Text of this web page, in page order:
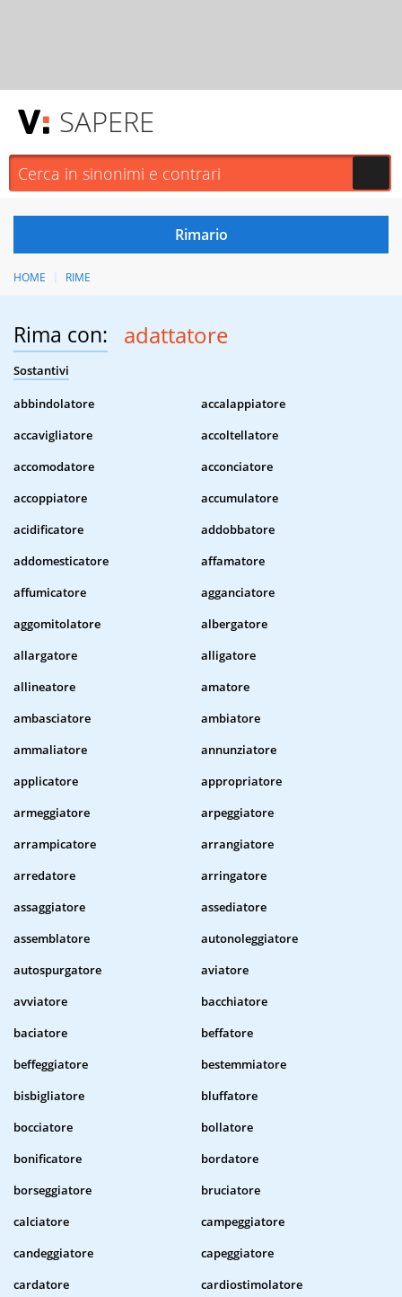
SAPERE
HOME RIME
Rima con: adattatore
Sostantivi
abbindolatore
accalappiatore
accavigliatore
accoltellatore
accomodatore
acconciatore
accoppiatore
accumulatore
acidificatore
addobbatore
addomesticatore
affamatore
affumicatore
agganciatore
aggomitolatore
albergatore
allargatore
alligatore
allineatore
amatore
ambasciatore
ambiatore
ammaliatore
annunziatore
applicatore
appropriatore
armeggiatore
arpeggiatore
arrampicatore
arrangiatore
arredatore
arringatore
assaggiatore
assediatore
assemblatore
autonoleggiatore
autospurgatore
aviatore
avviatore
bacchiatore
baciatore
beffatore
beffeggiatore
bestemmiatore
bisbigliatore
bluffatore
bocciatore
bollatore
bonificatore
bordatore
borseggiatore
bruciatore
calciatore
campeggiatore
candeggiatore
capeggiatore
cardatore
cardiostimolatore